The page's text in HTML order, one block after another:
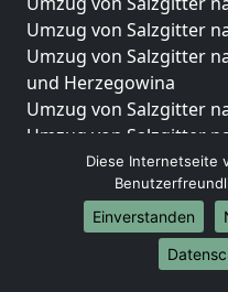
Umzug von Salzgitter
Umzug von Salzgitter
und Herzegowina
Umzug von Salzgitter
Umzug von Salzgitter
Umzug von Salzgitter
Umzug von Salzgitter
Umzug von Salzgitter
Umzug von Salzgitter
Umzug von Salzgitter
Diese Internetseite
Einverstanden